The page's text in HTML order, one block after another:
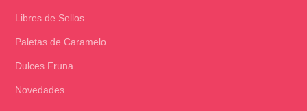
Libres de Sellos
Paletas de Caramelo
Dulces Fruna
Novedades